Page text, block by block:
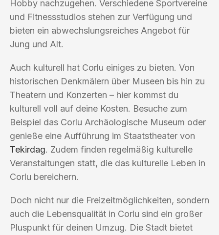
Hobby nachzugehen. Verschiedene Sportvereine
und Fitnessstudios stehen zur Verfügung und
bieten ein abwechslungsreiches Angebot für
Jung und Alt.
Auch kulturell hat Corlu einiges zu bieten. Von
historischen Denkmälern über Museen bis hin zu
Theatern und Konzerten – hier kommst du
kulturell voll auf deine Kosten. Besuche zum
Beispiel das Corlu Archäologische Museum oder
genieße eine Aufführung im Staatstheater von
Tekirdag. Zudem finden regelmäßig kulturelle
Veranstaltungen statt, die das kulturelle Leben in
Corlu bereichern.
Doch nicht nur die Freizeitmöglichkeiten, sondern
auch die Lebensqualität in Corlu sind ein großer
Pluspunkt für deinen Umzug. Die Stadt bietet